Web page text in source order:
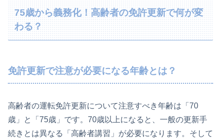
75歳から義務化！高齢者の免許更新で何が変
わる？
免許更新で注意が必要になる年齢とは？
高齢者の運転免許更新について注意すべき年齢は「70
歳」と「75歳」です。70歳以上になると、一般の更新手
続きとは異なる「高齢者講習」が必要になります。そして